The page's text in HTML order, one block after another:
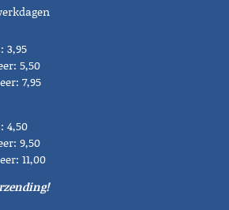
3,95
5,50
7,95
4,50
9,50
11,00